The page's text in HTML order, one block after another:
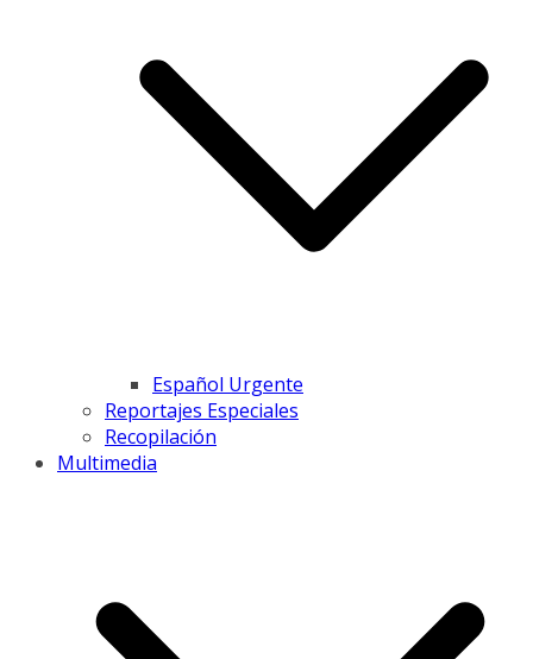
Español Urgente
Reportajes Especiales
Recopilación
Multimedia